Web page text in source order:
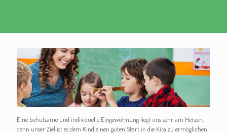
Eine behutsame und individuelle Eingewöhnung liegt uns sehr am Herzen,
denn unser Ziel ist es dem Kind einen guten Start in die Kita zu ermöglichen.